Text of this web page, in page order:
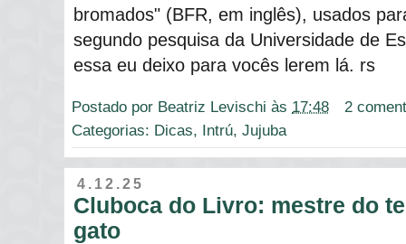
bromados" (BFR, em inglês), usados
segundo pesquisa da Universidade de
essa eu deixo para vocês lerem lá. rs
Postado por Beatriz Levischi às 17:48
2
Categorias: Dicas, Intrú, Jujuba
4.12.25
Cluboca do Livro: mestre do
gato